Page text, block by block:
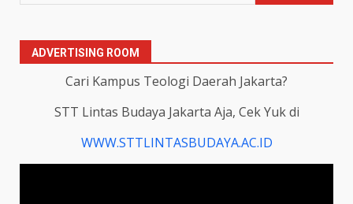
ADVERTISING ROOM
Cari Kampus Teologi Daerah Jakarta?
STT Lintas Budaya Jakarta Aja, Cek Yuk di
WWW.STTLINTASBUDAYA.AC.ID